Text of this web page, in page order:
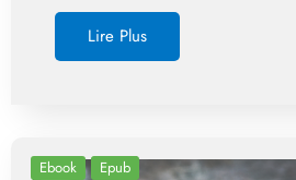
Lire Plus
Ebook Epub